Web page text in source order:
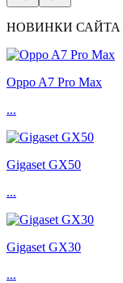
НОВИНКИ САЙТА
Oppo A7 Pro Max
...
Gigaset GX50
...
Gigaset GX30
...